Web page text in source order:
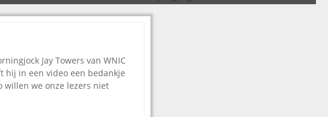
Tanner in
in
Jay Towers van WNIC
hij in een video een bedankje
willen we onze lezers niet